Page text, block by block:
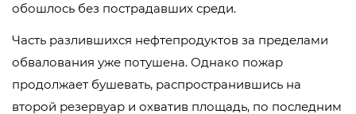
обошлось без пострадавших среди.
Часть разлившихся нефтепродуктов за пределами
обвалования уже потушена. Однако пожар
продолжает бушевать, распространившись на
второй резервуар и охватив площадь, по последним